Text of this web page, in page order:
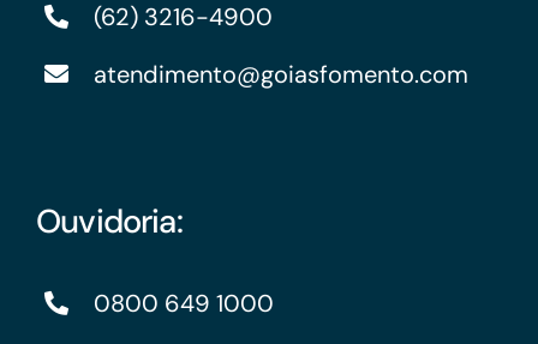
(62) 3216-4900
atendimento@goiasfomento.com
Ouvidoria:
0800 649 1000